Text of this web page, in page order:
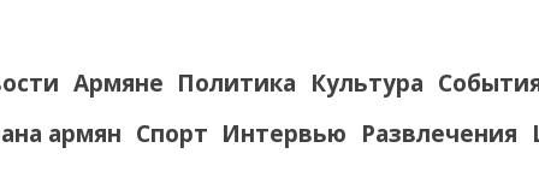
Армяне Политика Культура
армян Спорт Интервью Развлечения